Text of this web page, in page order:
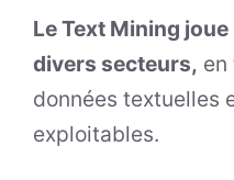
Le Text Mining
divers secteurs, en
données textuelles
exploitables.